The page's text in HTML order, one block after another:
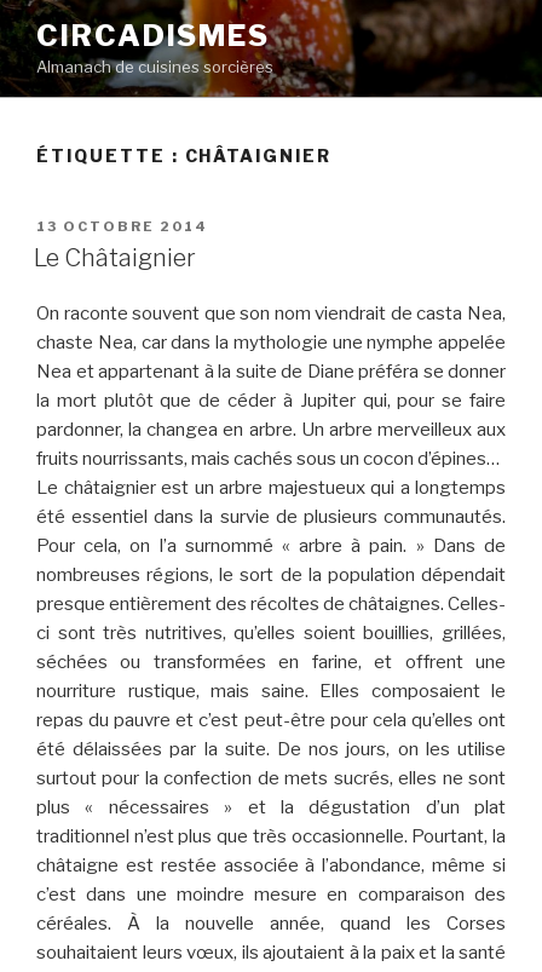
Aller
au
contenu
principal
CIRCADISMES
Almanach de cuisines sorcières
ÉTIQUETTE : CHÂTAIGNIER
PUBLIÉ
LE
13 OCTOBRE 2014
Le Châtaignier
On raconte souvent que son nom viendrait de casta Nea,
chaste Nea, car dans la mythologie une nymphe appelée
Nea et appartenant à la suite de Diane préféra se donner
la mort plutôt que de céder à Jupiter qui, pour se faire
pardonner, la changea en arbre. Un arbre merveilleux aux
fruits nourrissants, mais cachés sous un cocon d’épines…
Le châtaignier est un arbre majestueux qui a longtemps
été essentiel dans la survie de plusieurs communautés.
Pour cela, on l’a surnommé « arbre à pain. » Dans de
nombreuses régions, le sort de la population dépendait
presque entièrement des récoltes de châtaignes. Celles-
ci sont très nutritives, qu’elles soient bouillies, grillées,
séchées ou transformées en farine, et offrent une
nourriture rustique, mais saine. Elles composaient le
repas du pauvre et c’est peut-être pour cela qu’elles ont
été délaissées par la suite. De nos jours, on les utilise
surtout pour la confection de mets sucrés, elles ne sont
plus « nécessaires » et la dégustation d’un plat
traditionnel n’est plus que très occasionnelle. Pourtant, la
châtaigne est restée associée à l’abondance, même si
c’est dans une moindre mesure en comparaison des
céréales. À la nouvelle année, quand les Corses
souhaitaient leurs vœux, ils ajoutaient à la paix et la santé